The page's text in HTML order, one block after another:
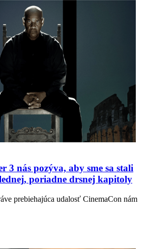
3 nás pozýva, aby sme sa stali
poriadne drsnej kapitoly
prebiehajúca udalosť CinemaCon nám